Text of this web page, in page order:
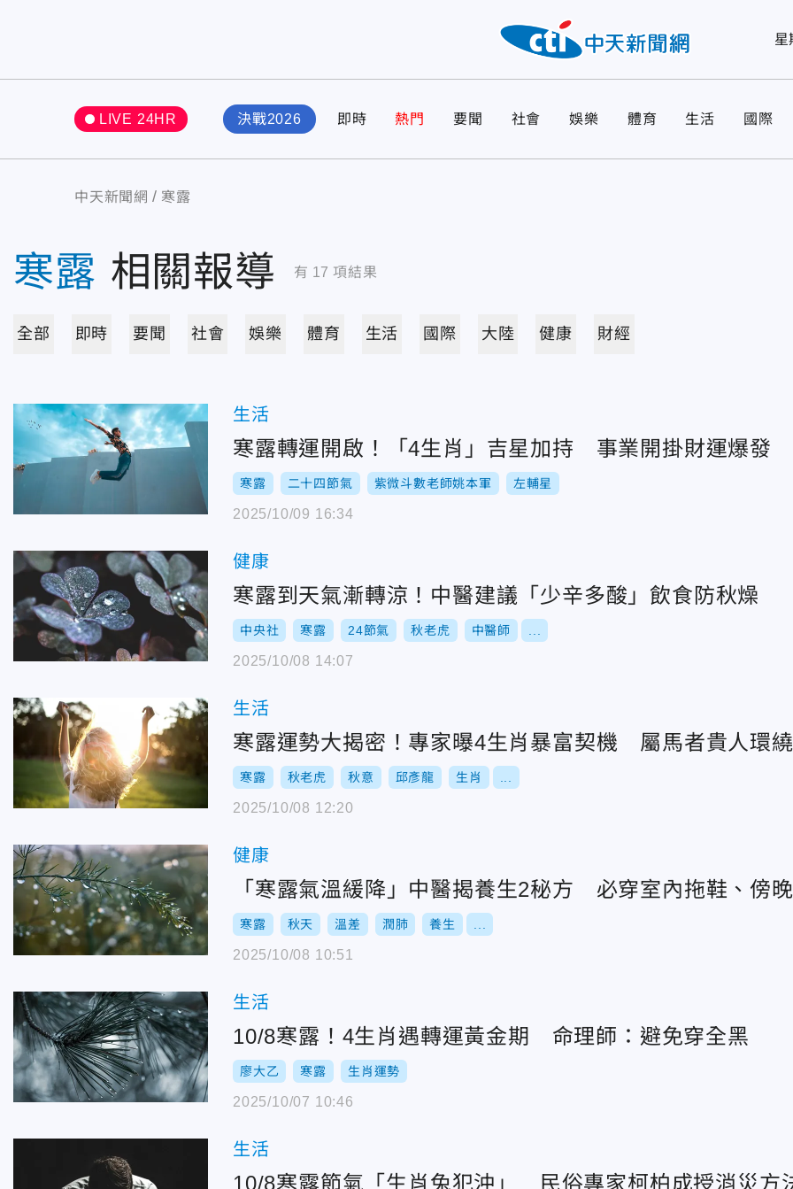
星
LIVE 24HR 決戰2026 即時 熱門 要聞 社會 娛樂 體育 生活 國際
中天新聞網 寒露
寒露 相關報導 有 17 項結果
全部 即時 要聞 社會 娛樂 體育 生活 國際 大陸 健康 財經
生活
寒露轉運開啟！「4生肖」吉星加持 事業開掛財運爆發
寒露 二十四節氣 紫微斗數老師姚本軍 左輔星
2025/10/09 16:34
健康
寒露到天氣漸轉涼！中醫建議「少辛多酸」飲食防秋燥
中央社 寒露 24節氣 秋老虎 中醫師
2025/10/08 14:07
生活
寒露運勢大揭密！專家曝4生肖暴富契機 屬馬者貴人環繞
寒露 秋老虎 秋意 邱彥龍 生肖
2025/10/08 12:20
健康
「寒露氣溫緩降」中醫揭養生2秘方 必穿室內拖鞋、傍
寒露 秋天 溫差 潤肺 養生
2025/10/08 10:51
生活
10/8寒露！4生肖遇轉運黃金期 命理師：避免穿全黑
廖大乙 寒露 生肖運勢
2025/10/07 10:46
生活
10/8寒露節氣「生肖兔犯沖」 民俗專家柯柏成授消災方